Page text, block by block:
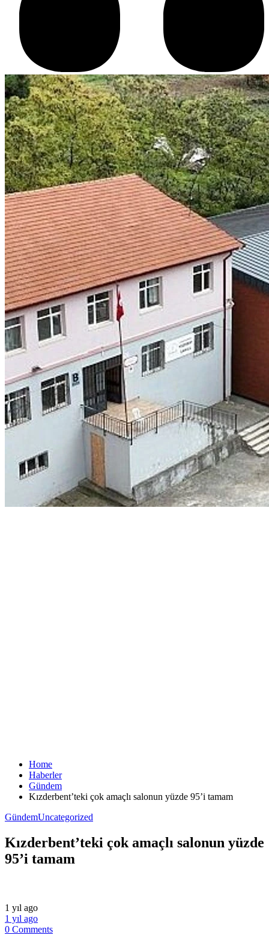
Home
Haberler
Gündem
Kızderbent’teki çok amaçlı salonun yüzde 95’i tamam
GündemUncategorized
Kızderbent’teki çok amaçlı salonun yüzde
95’i tamam
1 yıl ago
1 yıl ago
0 Comments